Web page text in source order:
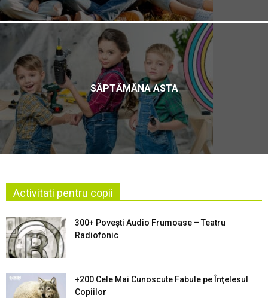
SĂPTĂMÂNA ASTA
Activitati pentru copii
300+ Povești Audio Frumoase – Teatru
Radiofonic
+200 Cele Mai Cunoscute Fabule pe Înţelesul
Copiilor